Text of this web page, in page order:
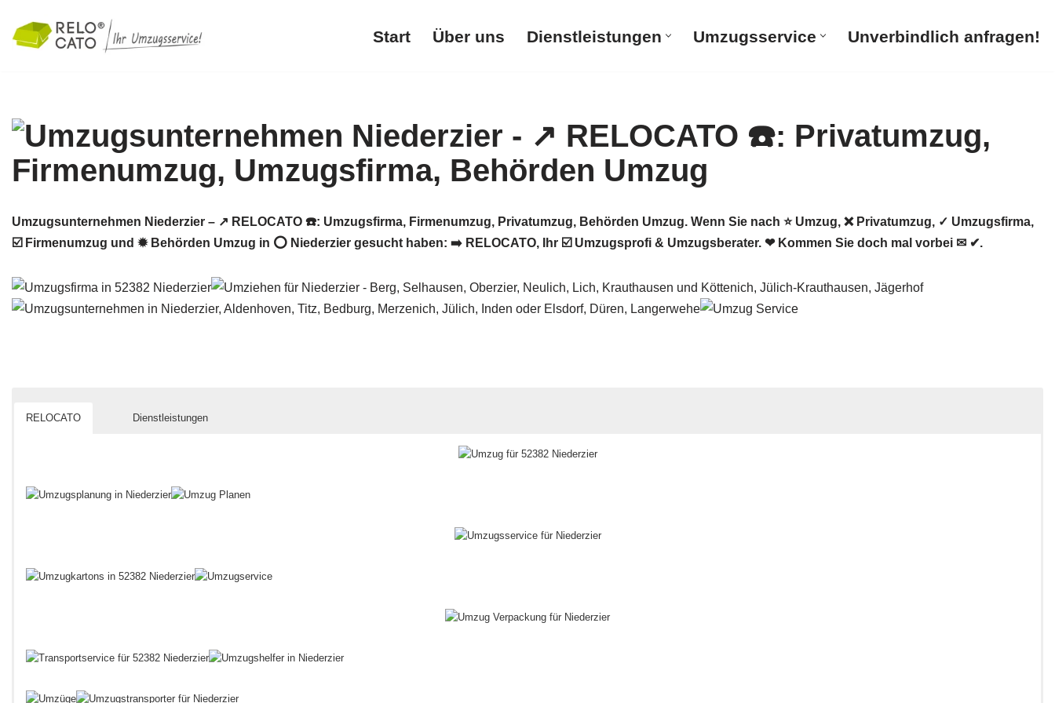
Zum
Start Über uns Dienstleistungen Umzugsservice Unverbindlich anfragen!
Umzugsunternehmen Niederzier – ↗️ RELOCATO ☎️: Umzugsfirma, Firmenumzug, Privatumzug, Behörden Umzug. Wenn Sie nach ⭐ Umzug, ❌ Privatumzug, ✓ Umzugsfirma,
☑️ Firmenumzug und ✹ Behörden Umzug in ⭕ Niederzier gesucht haben: ➡️ RELOCATO, Ihr ☑️ Umzugsprofi & Umzugsberater. ❤ Kommen Sie doch mal vorbei ✉ ✔.
RELOCATO Dienstleistungen